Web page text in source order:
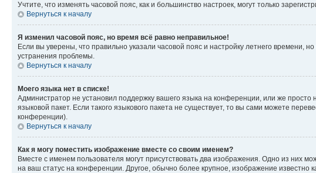
Учтите, что изменять часовой пояс, как и большинство настроек, могут только
Вернуться к началу
Я изменил часовой пояс, но время всё равно неправильное!
Если вы уверены, что правильно указали часовой пояс и настройку летнего
устранения проблемы.
Вернуться к началу
Моего языка нет в списке!
Администратор не установил поддержку вашего языка на конференции, или же
языковой пакет. Если такого языкового пакета не существует, то вы сами можете
конференции).
Вернуться к началу
Как я могу поместить изображение вместе со своим именем?
Вместе с именем пользователя могут присутствовать два изображения. Одно из них
на ваш статус на конференции. Другое, обычно более крупное, изображение известно